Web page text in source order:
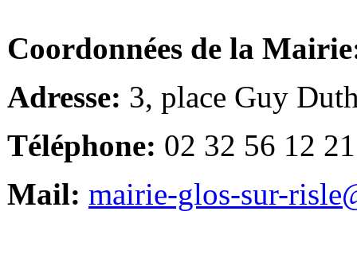
Coordonnées de la
Adresse: 3, place Guy
Téléphone: 02 32 56 12 21
Mail: mairie-glos-sur-